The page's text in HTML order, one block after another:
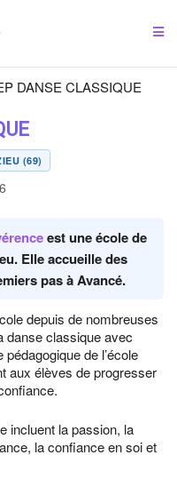
DANSE CLASSIQUE
(69)
est une école de
Elle accueille des
pas à Avancé.
depuis de nombreuses
danse classique avec
de l’école
aux élèves de progresser
incluent la passion, la
la confiance en soi et